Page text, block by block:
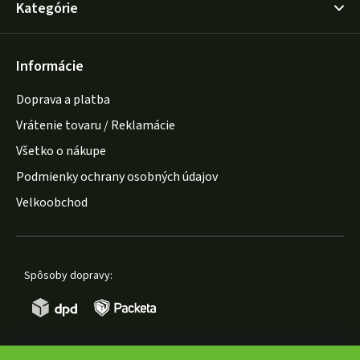
Kategórie
Informácie
Doprava a platba
Vrátenie tovaru / Reklamácie
Všetko o nákupe
Podmienky ochrany osobných údajov
Velkoobchod
Spôsoby dopravy: